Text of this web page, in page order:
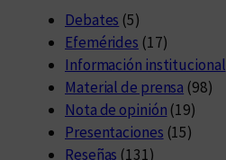
Debates (5)
Efemérides (17)
Información institucional
Material de prensa (98)
Nota de opinión (19)
Presentaciones (15)
Reseñas (131)